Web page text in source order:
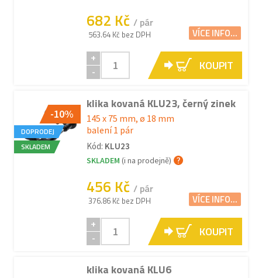
682 Kč / pár
563.64 Kč bez DPH VÍCE INFO...
+
-
KOUPIT
-10%
DOPRODEJ
SKLADEM
klika kovaná KLU23, černý zinek
145 x 75 mm, ø 18 mm
balení 1 pár
Kód: KLU23
SKLADEM (i na prodejně)
456 Kč / pár
376.86 Kč bez DPH VÍCE INFO...
+
-
KOUPIT
klika kovaná KLU6